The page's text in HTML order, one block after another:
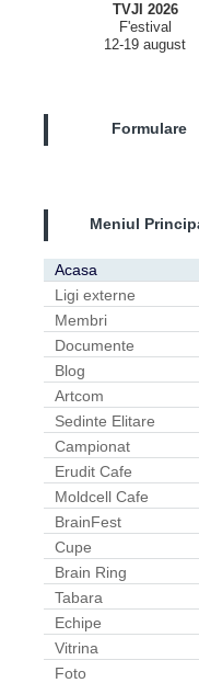
TVJI 2026
F'estival
12-19 august
Formulare
Meniul
Acasa
Ligi externe
Membri
Documente
Blog
Artcom
Sedinte Elitare
Campionat
Erudit Cafe
Moldcell Cafe
BrainFest
Cupe
Brain Ring
Tabara
Echipe
Vitrina
Foto